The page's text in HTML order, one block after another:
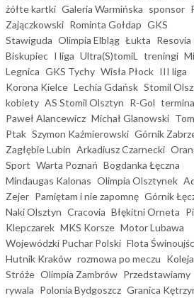
żółte kartki Galeria Warmińska sponsor
Zajączkowski Rominta Gołdap GKS
Stawiguda Olimpia Elbląg Łukta Resovia
Biskupiec I liga Ultra(S)tomiL treningi
Legnica GKS Tychy Wisła Płock III liga
Korona Kielce Lechia Gdańsk Stomil
kobiety AS Stomil Olsztyn R-Gol
Paweł Alancewicz Michał Glanowski
Ptak Szymon Kaźmierowski Górnik
Zagłębie Lubin Arkadiusz Czarnecki
Sport Warta Poznań Bogdanka Łęczna
Mindaugas Kalonas Olimpia Olsztynek
Zejer Pamiętam i nie zapomnę Górnik
Naki Olsztyn Cracovia Błękitni Orneta
Klepczarek MKS Korsze Motor Lubawa
Wojewódzki Puchar Polski Flota
Hutnik Kraków rozmowa po meczu
Stróże Olimpia Zambrów Przedstawiamy
rywala Polonia Bydgoszcz Granica